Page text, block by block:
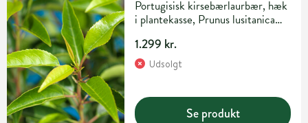
Portugisisk kirsebærlaurbær, hæk
i plantekasse, Prunus lusitanica
1.299 kr.
Udsolgt
Se produkt